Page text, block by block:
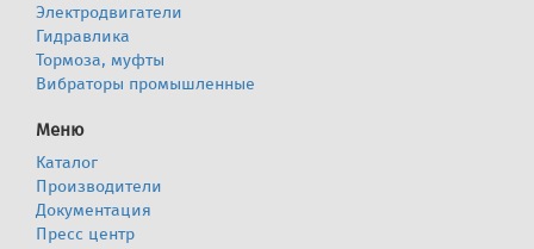
Электродвигатели
Гидравлика
Тормоза, муфты
Вибраторы промышленные
Меню
Каталог
Производители
Документация
Пресс центр